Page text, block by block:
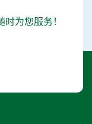
为您服务！